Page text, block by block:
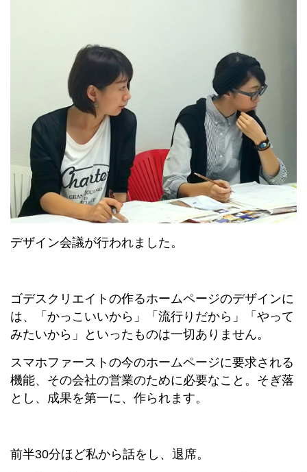
デザイン会議が行われました。
ゴデスクリエイトの作るホームページのデザインに
は、「かっこいいから」「流行りだから」「やって
みたいから」といったものは一切ありません。
スマホファーストの今のホームページに要求される
機能、その会社の営業のために必要なこと。そぎ落
とし、成果を第一に、作られます。
前半30分ほど私から話をし、退席。